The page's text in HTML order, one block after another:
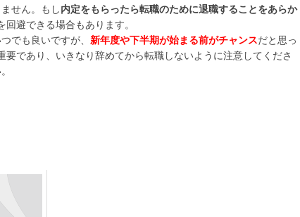
せん。もし内定をもらったら転職のために退職することをあらか
回避できる場合もあります。
でも良いですが、 新年度や下半期が始まる前がチャンスだと思っ
であり、いきなり辞めてから転職しないように注意してくださ